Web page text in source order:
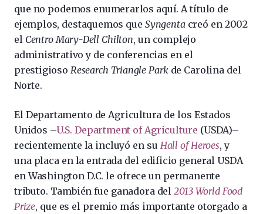
que no podemos enumerarlos aquí. A título de
ejemplos, destaquemos queSyngentacreó en 2002
el Centro Mary-Dell Chilton, un complejo
administrativo y de conferencias en el
prestigioso Research Triangle Park de Carolina del
Norte.
El Departamento de Agricultura de los Estados
Unidos –U.S. Department of Agriculture (USDA)–
recientemente la incluyó en su Hall of Heroes, y
una placa en la entrada del edificio general USDA
en Washington D.C. le ofrece un permanente
tributo. También fue ganadora del2013 World Food
Prize, que es el premio más importante otorgado a